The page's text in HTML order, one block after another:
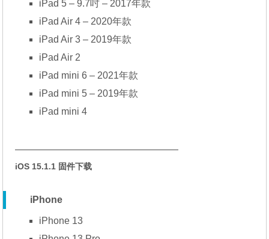
iPad 5 – 9.7吋 – 2017年款
iPad Air 4 – 2020年款
iPad Air 3 – 2019年款
iPad Air 2
iPad mini 6 – 2021年款
iPad mini 5 – 2019年款
iPad mini 4
—————————————————
iOS 15.1.1 固件下载
iPhone
iPhone 13